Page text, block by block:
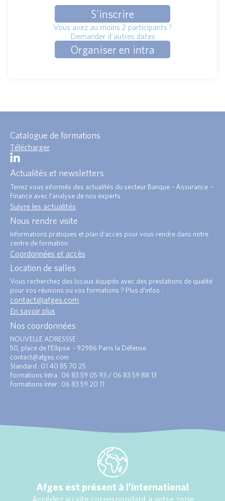
S'inscrire
Vous avez au moins 2 participants ?
Demander d'autres dates
Organiser en intra
Catalogue de formations
Télécharger
Actualités et newsletters
Tenez vous informés des actualités du secteur Banque – Assurance –
Finance avec l’analyse de nos experts.
Suivre les actualités
Nous rendre visite
Informations pratiques et plan d’accès pour vous rendre dans notre
centre de formation.
Coordonnées et accès
Location de salles
Vous recherchez des locaux équipés avec des prestations de qualité
pour vos réunions ou vos formations ? Plus d’infos :
contact@afges.com.
En savoir plus
Nos coordonnées
NOUVELLE ADRESSSE :
50, place de l’Ellipse – 92986 Paris la Défense
contact@afges.com
Standard : 01 40 85 70 25
Formations Intra : 06 83 59 05 93 / 06 83 59 88 13
Formations Inter : 06 83 59 20 11
Afges est présent à l’international